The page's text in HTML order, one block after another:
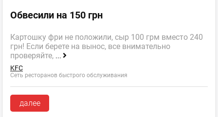
Обвесили на 150 грн
Картошку фри не положили, сыр 100 грм вместо 240
грн! Если берете на вынос, все внимательно
проверяйте, ...
KFC
Сеть ресторанов быстрого обслуживания
далее